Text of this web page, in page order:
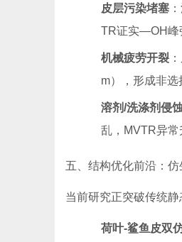
皮层污染堵塞
TR证实—OH峰
机械疲劳开裂
m），形成非选
溶剂/洗涤剂侵蚀
乱，MVTR异常
五、结构优化前沿：
当前研究正突破传统静
荷叶-鲨鱼皮双